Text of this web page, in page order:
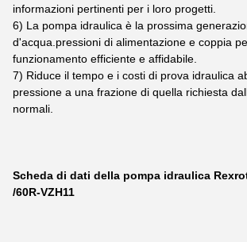
informazioni pertinenti per i loro progetti.
6) La pompa idraulica è la prossima
d'acqua.pressioni di alimentazione e coppia
funzionamento efficiente e affidabile.
7) Riduce il tempo e i costi di prova idraulica
pressione a una frazione di quella richiesta
normali.
Scheda di dati della pompa idraulica
/60R-VZH11